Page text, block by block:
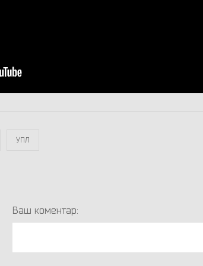
УПЛ
Ваш коментар: